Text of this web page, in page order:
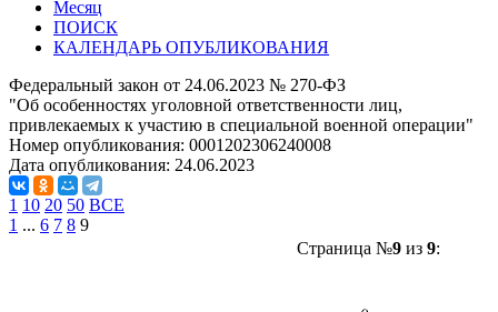
Месяц
ПОИСК
КАЛЕНДАРЬ ОПУБЛИКОВАНИЯ
Федеральный закон от 24.06.2023 № 270-ФЗ
"Об особенностях уголовной ответственности лиц,
привлекаемых к участию в специальной военной операции"
Номер опубликования: 0001202306240008
Дата опубликования: 24.06.2023
1 10 20 50 ВСЕ
1 ... 6 7 8 9
Страница №9из 9: